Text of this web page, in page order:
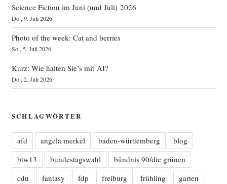
Science Fiction im Juni (und Juli) 2026
Do., 9. Juli 2026
Photo of the week: Cat and berries
So., 5. Juli 2026
Kurz: Wie halten Sie’s mit AI?
Do., 2. Juli 2026
SCHLAGWÖRTER
afd angela merkel baden-württemberg
blog
btw13
bundestagswahl
bündnis 90/die grünen
cdu
fantasy fdp freiburg frühling garten